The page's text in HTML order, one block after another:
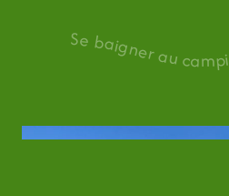
Se baigner au